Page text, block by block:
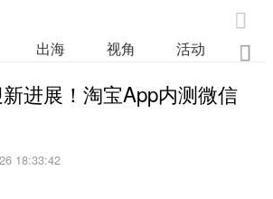

出海 视角 活动 业

进展！淘宝App内测微信
18:33:42